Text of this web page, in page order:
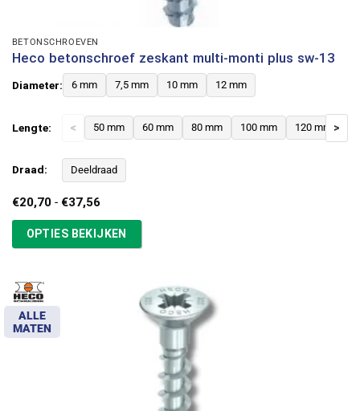
BETONSCHROEVEN
Heco betonschroef zeskant multi-monti plus sw-13
Diameter: 6 mm 7,5 mm 10 mm 12 mm
Lengte: < 50 mm 60 mm 80 mm 100 mm 120 mm >
Draad: Deeldraad
€20,70 - €37,56Prijsklasse:
tot
€37,56
OPTIES BEKIJKEN
ALLE
MATEN